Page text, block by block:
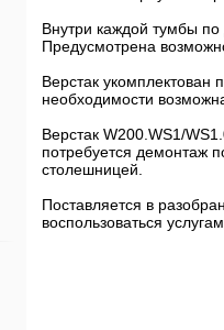
Внутри каждой тумбы
Предусмотрена
Верстак
необходимости
Верстак W200.WS1/
потребуется демонтаж
столешницей.
Поставляется в
воспользоваться